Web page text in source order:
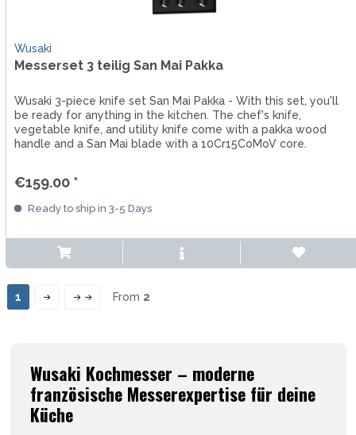
Wusaki
Messerset 3 teilig San Mai Pakka
Wusaki 3-piece knife set San Mai Pakka - With this set, you'll
be ready for anything in the kitchen. The chef's knife,
vegetable knife, and utility knife come with a pakka wood
handle and a San Mai blade with a 10Cr15CoMoV core.
€159.00 *
Ready to ship in 3-5 Days
1 From 2
Wusaki Kochmesser – moderne
französische Messerexpertise für deine
Küche